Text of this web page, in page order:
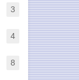
3
4
8